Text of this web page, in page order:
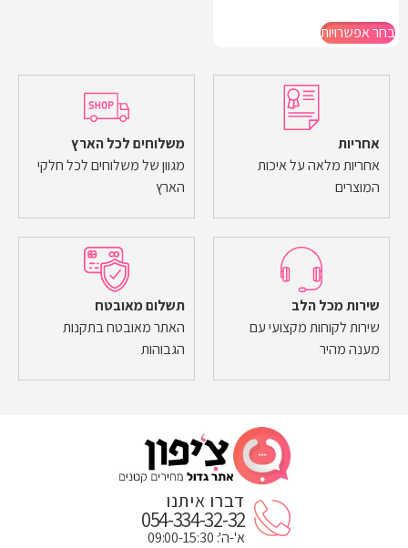
בחר אפשרויות
אחריות
אחריות מלאה על איכות
המוצרים
משלוחים לכל הארץ
מגוון של משלוחים לכל חלקי
הארץ
שירות מכל הלב
שירות לקוחות מקצועי עם
מענה מהיר
תשלום מאובטח
האתר מאובטח בתקנות
הגבוהות
דברו איתנו
054-334-32-32
א'-ה': 09:00-15:30